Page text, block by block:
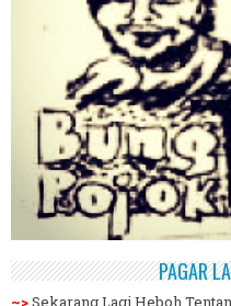
PAGAR
~>Sekarang Lagi Heboh